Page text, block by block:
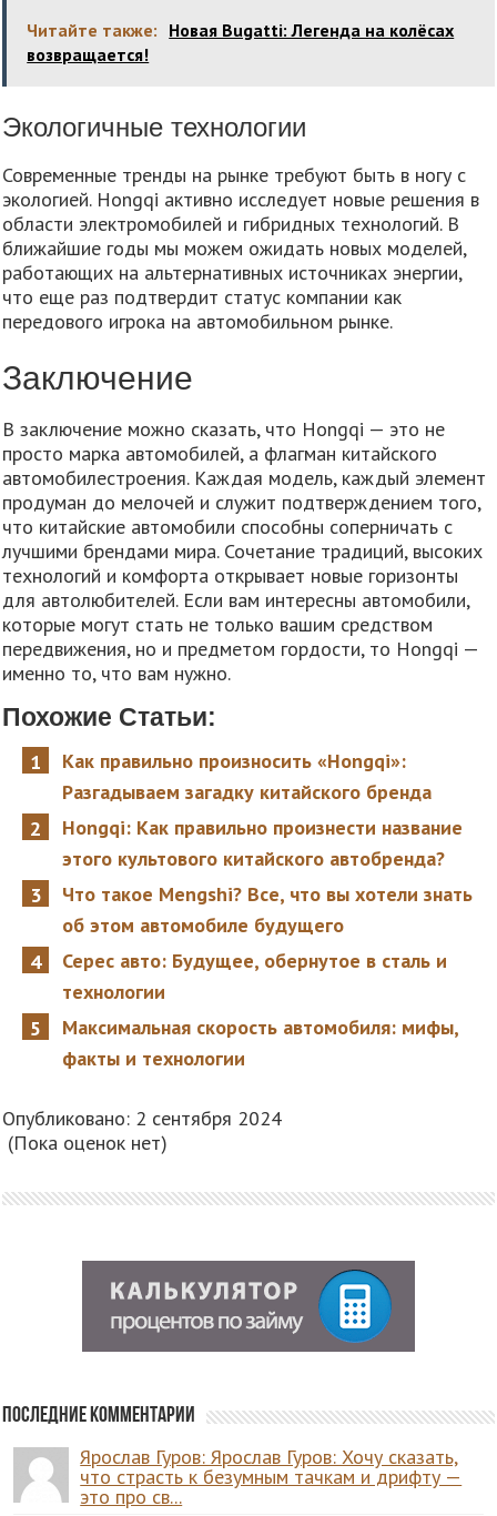
Читайте также: Новая Bugatti: Легенда на колёсах
возвращается!
Экологичные технологии
Современные тренды на рынке требуют быть в ногу с
экологией. Hongqi активно исследует новые решения в
области электромобилей и гибридных технологий. В
ближайшие годы мы можем ожидать новых моделей,
работающих на альтернативных источниках энергии,
что еще раз подтвердит статус компании как
передового игрока на автомобильном рынке.
Заключение
В заключение можно сказать, что Hongqi — это не
просто марка автомобилей, а флагман китайского
автомобилестроения. Каждая модель, каждый элемент
продуман до мелочей и служит подтверждением того,
что китайские автомобили способны соперничать с
лучшими брендами мира. Сочетание традиций, высоких
технологий и комфорта открывает новые горизонты
для автолюбителей. Если вам интересны автомобили,
которые могут стать не только вашим средством
передвижения, но и предметом гордости, то Hongqi —
именно то, что вам нужно.
Похожие Статьи:
Как правильно произносить «Hongqi»:
Разгадываем загадку китайского бренда
Hongqi: Как правильно произнести название
этого культового китайского автобренда?
Что такое Mengshi? Все, что вы хотели знать
об этом автомобиле будущего
Серес авто: Будущее, обернутое в сталь и
технологии
Максимальная скорость автомобиля: мифы,
факты и технологии
Опубликовано: 2 сентября 2024
(Пока оценок нет)
Последние комментарии
Ярослав Гуров: Ярослав Гуров: Хочу сказать,
что страсть к безумным тачкам и дрифту —
это про св...